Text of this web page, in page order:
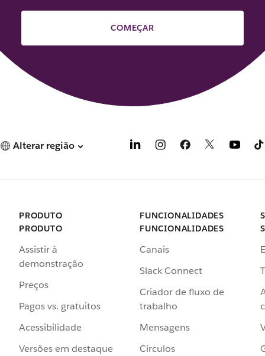
COMEÇAR
Alterar região
PRODUTO
PRODUTO
Assistir à
demonstração
Preços
Pagos vs. gratuitos
Acessibilidade
Versões em destaque
FUNCIONALIDADES
FUNCIONALIDADES
Canais
Slack Connect
Criador de fluxo de
trabalho
Mensagens
Círculos